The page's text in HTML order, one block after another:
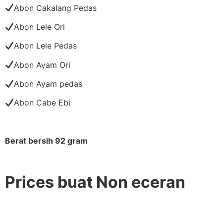
Abon Cakalang Pedas
Abon Lele Ori
Abon Lele Pedas
Abon Ayam Ori
Abon Ayam pedas
Abon Cabe Ebi
Berat bersih 92 gram
Prices buat Non eceran